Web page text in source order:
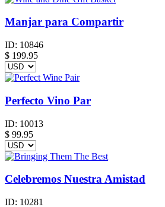
Manjar para Compartir
ID: 10846
$ 199.95
Perfecto Vino Par
ID: 10013
$ 99.95
Celebremos Nuestra Amistad
ID: 10281